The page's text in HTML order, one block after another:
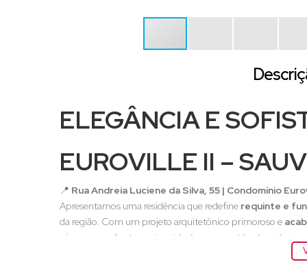
ELEGÂNCIA E
EUROVILLE II –
📍 Rua Andreia Luciene da Silva, 55 | Condomínio
Apresentamos uma residência que redefine requinte e
da região. Com um projeto arquitetônico primoroso e
oferecer
conforto, privacidade e um estilo de vida